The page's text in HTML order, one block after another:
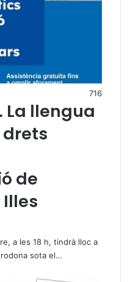
716
La llengua
de
a les 18 h, tindrà lloc a
rodona sota el…